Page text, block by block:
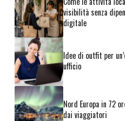
visibilità senza
digitale
Idee di outfit per
ufficio
Nord Europa in 72
dai viaggiatori